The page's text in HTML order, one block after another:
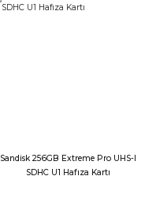
Sandisk 256GB Extreme Pro UHS-I
SDHC U1 Hafıza Kartı